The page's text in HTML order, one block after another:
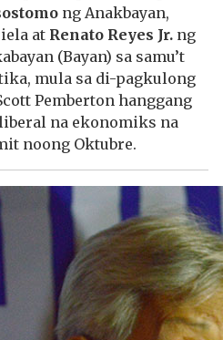
ng Anakbayan,
at Renato Reyes Jr. ng
(Bayan) sa samu’t
mula sa di-pagkulong
Pemberton hanggang
na ekonomiks na
noong Oktubre.